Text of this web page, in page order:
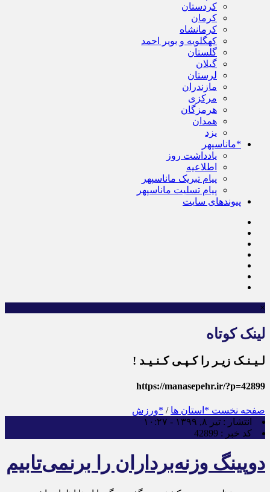
کردستان
کرمان
کرمانشاه
کهگلویه و بویر احمد
گلستان
گیلان
لرستان
مازندران
مرکزی
هرمزگان
همدان
یزد
*ماناسپهر
یادداشت روز
اطلاعیه
پیام تبریک ماناسپهر
پیام تسلیت ماناسپهر
پیوندهای سایت
×
لینک کوتاه
لـیـنـک زیـر را کـپـی کـنـیـد !
https://manasepehr.ir/?p=42899
صفحه نخست *استان ها / *ورزش
انتشار : تیر ۸, ۱۳۹۹ - ۱۰:۲۷
کد خبر : 42899
دوپینگ وزنه‌برداران را برنمی‌تابیم